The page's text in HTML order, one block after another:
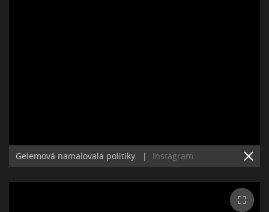
Gelemová namalovala politiky. | Instagram